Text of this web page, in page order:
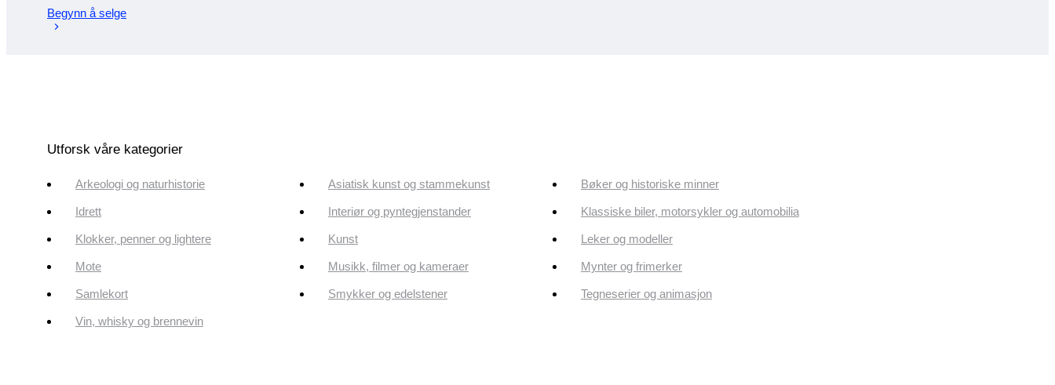
Begynn å selge
Utforsk våre kategorier
Arkeologi og naturhistorie Asiatisk kunst og stammekunst Bøker og historiske minner
Idrett Interiør og pyntegjenstander Klassiske biler, motorsykler og automobilia
Klokker, penner og lightere Kunst Leker og modeller
Mote Musikk, filmer og kameraer Mynter og frimerker
Samlekort Smykker og edelstener Tegneserier og animasjon
Vin, whisky og brennevin